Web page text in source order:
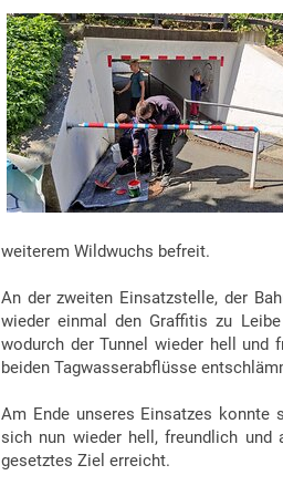
weiterem Wildwuchs befreit.
An der zweiten Einsatzstelle, der
wieder einmal den Graffitis zu
wodurch der Tunnel wieder hell und
beiden Tagwasserabflüsse
Am Ende unseres Einsatzes konnte
sich nun wieder hell, freundlich und
gesetztes Ziel erreicht.